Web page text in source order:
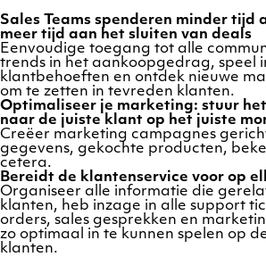
Sales Teams spenderen minder tijd
meer tijd aan het sluiten van deals
Eenvoudige toegang tot alle
trends in het aankoopgedrag, speel
klantbehoeften en ontdek nieuwe
om te zetten in tevreden klanten.
Optimaliseer je marketing: stuur
naar de juiste klant op het juiste
Creëer marketing campagnes
gegevens, gekochte producten,
cetera.
Bereidt de klantenservice voor op
Organiseer alle informatie die
klanten, heb inzage in alle support
orders, sales gesprekken en
zo optimaal in te kunnen spelen op
klanten.